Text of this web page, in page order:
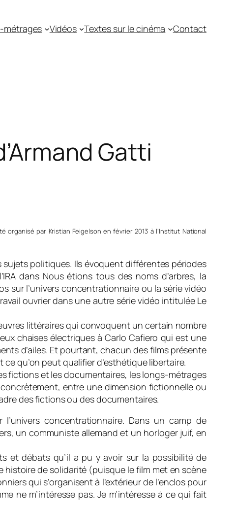
métrages Vidéos Textes sur le cinéma Contact
Gatti
organisé par Kristian Feigelson en février 2013 à l’Institut National
sujets politiques. Ils évoquent différentes périodes
dans Nous étions tous des noms d’arbres, la
sur l’univers concentrationnaire ou la série vidéo
ouvrier dans une autre série vidéo intitulée Le
littéraires qui convoquent un certain nombre
chaises électriques à Carlo Cafiero qui est une
d’ailes. Et pourtant, chacun des films présente
qu’on peut qualifier d’esthétique libertaire.
fictions et les documentaires, les longs-métrages
entre une dimension fictionnelle ou
des fictions ou des documentaires.
concentrationnaire. Dans un camp de
un communiste allemand et un horloger juif, en
et débats qu’il a pu y avoir sur la possibilité de
histoire de solidarité (puisque le film met en scène
qui s’organisent à l’extérieur de l’enclos pour
ne m’intéresse pas. Je m’intéresse à ce qui fait